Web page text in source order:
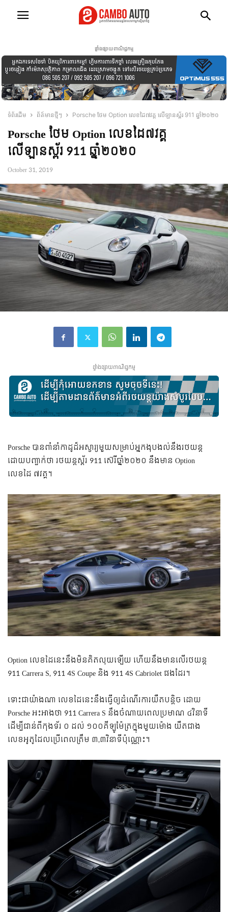
ផ្ទាំងផ្សាយពាណិជ្ជកម្ម
ទំព័រដើម ព័ត៍មានថ្មីៗ Porsche ថែម Option លេខដៃ៧វគ្គ លើឡានស្ព័រ 911 ឆ្នាំ២០២០
Porsche ថែម Option លេខដៃ៧វគ្គ
លើឡានស្ព័រ 911 ឆ្នាំ២០២០
October 31, 2019
ផ្ទាំងផ្សាយពាណិជ្ជកម្ម
Porsche បានពាំនាំកាដូដ៏អស្ចារ្យមួយសម្រាប់អ្នកងុបងល់នឹងរថយន្ត
ដោយបញ្ជាក់ថា រថយន្តស្ព័រ 911 ស៊េរីឆ្នាំ២០២០ នឹងមាន Option
លេខដៃ ៧វគ្គ។
Option លេខដៃនេះនឹងមិនគិតលុយឡើយ ហើយនឹងមានលើរថយន្ត
911 Carrera S, 911 4S Coupe និង 911 4S Cabriolet ផងដែរ។
ទោះជាយ៉ាងណា លេខដៃនេះនឹងធ្វើឲ្យដំណើរការយឺតបន្តិច ដោយ
Porsche អះអាងថា 911 Carrera S នឹងចំណាយពេលប្រមាណ ៤វិនាទី
ដើម្បីជាន់ពីកុងទ័រ ០ ដល់ ១០០គីឡូម៉ែត្រក្នុងមួយម៉ោង យឺតជាង
លេខអូតូដែលប្រើពេលត្រឹម ៣,៣វិនាទីប៉ុណ្ណោះ។